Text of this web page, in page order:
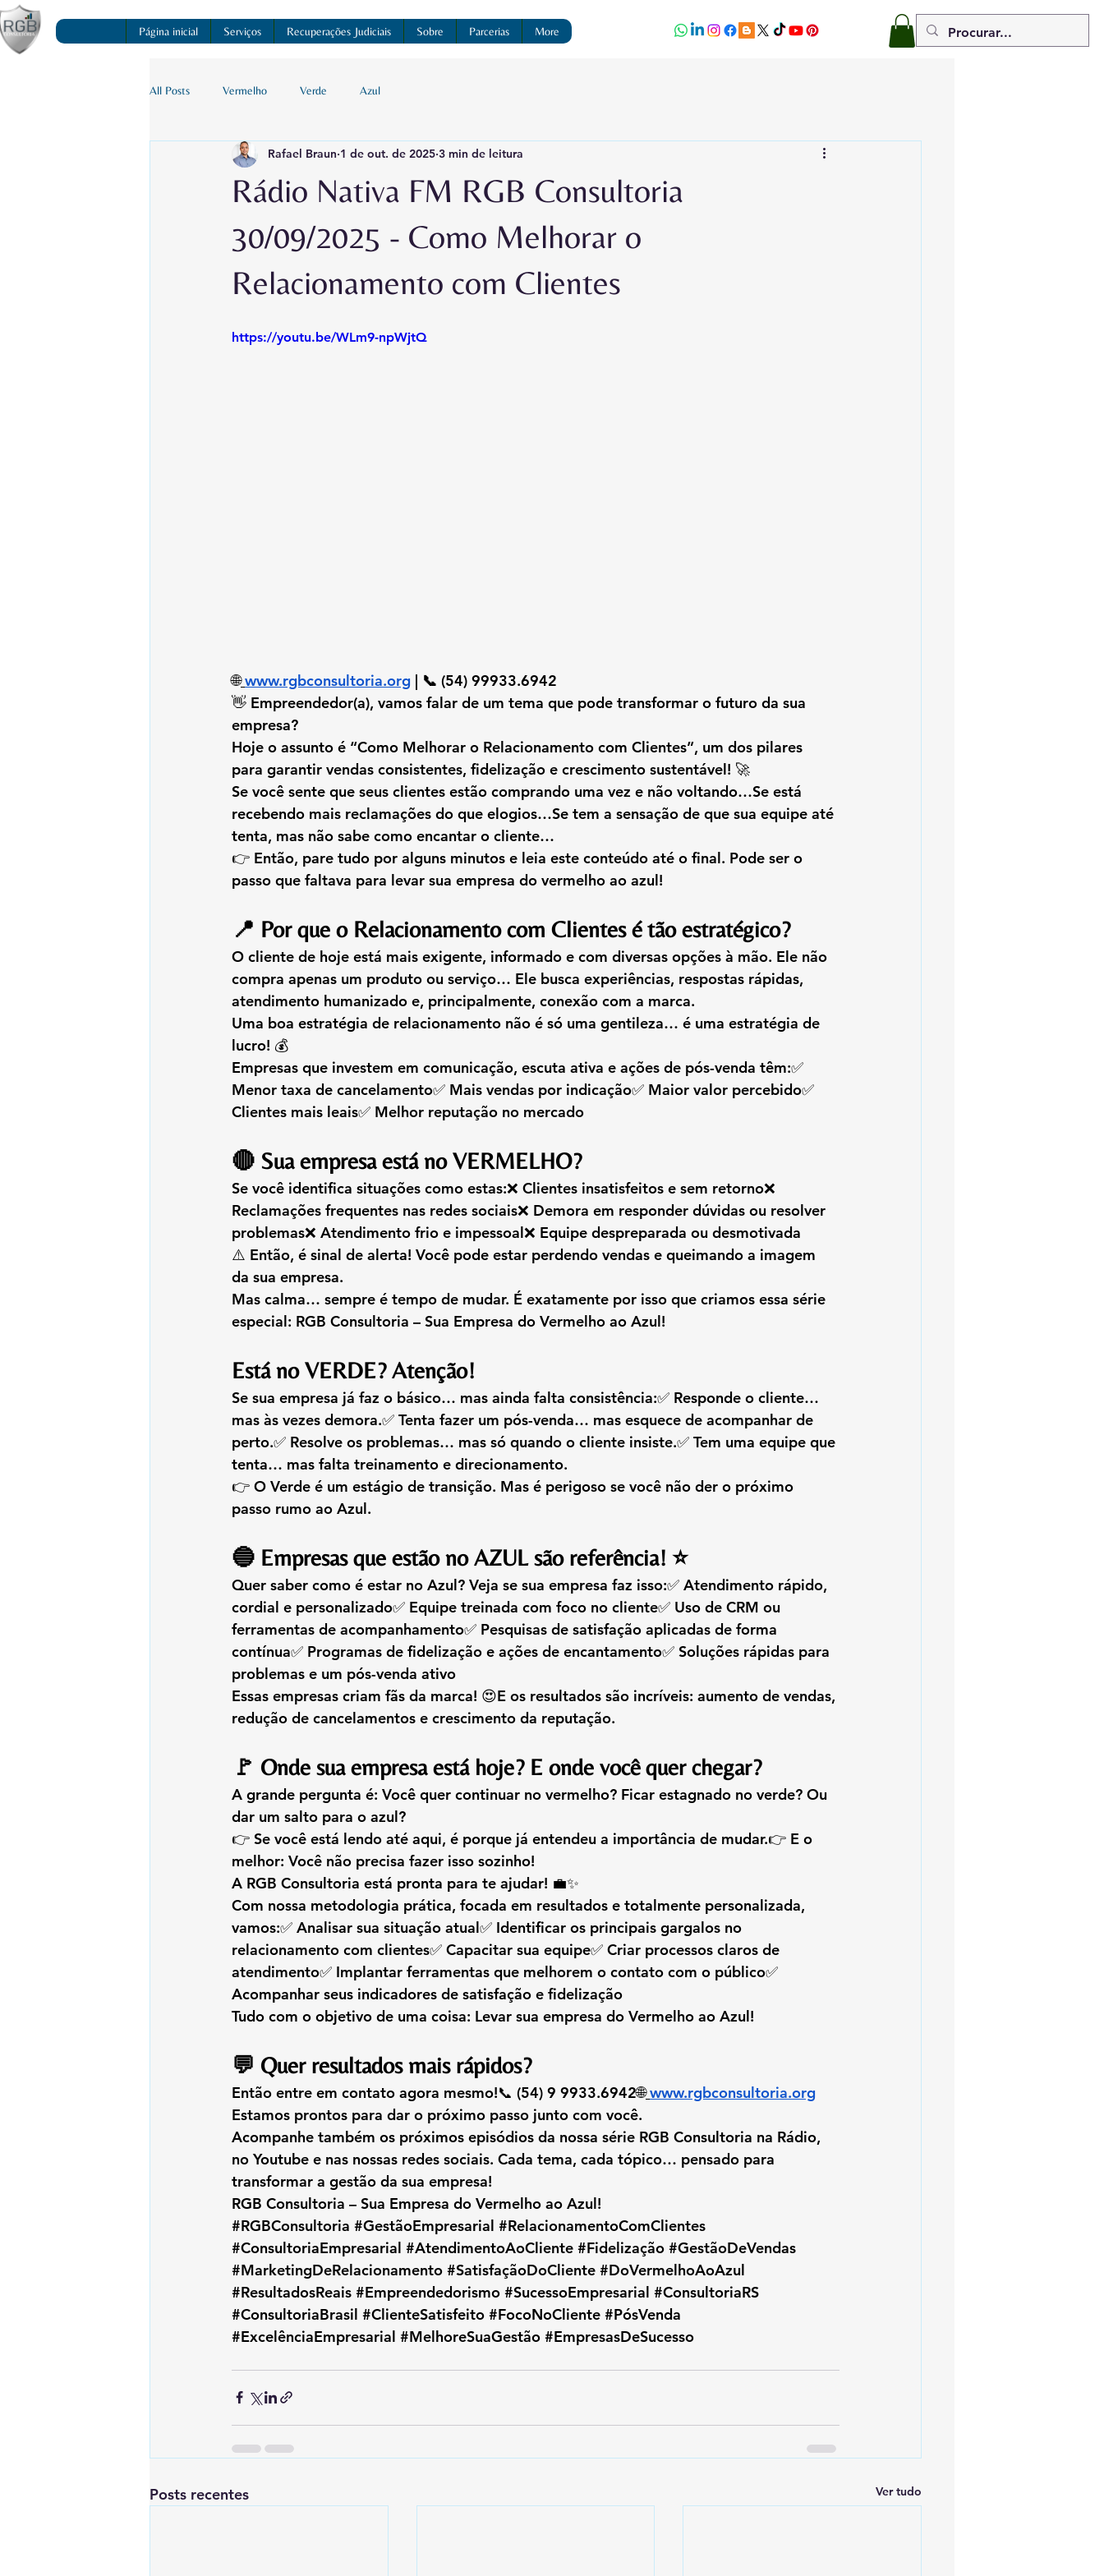
Página inicial Serviços Recuperações Judiciais Sobre Parcerias More
All Posts Vermelho Verde Azul
Rádio Nativa FM RGB Consultoria
30/09/2025 - Como Melhorar o
Relacionamento com Clientes
Rafael Braun 1 de out. de 2025 3 min de leitura
https://youtu.be/WLm9-npWjtQ
🌐 www.rgbconsultoria.org | 📞 (54) 99933.6942
👋 Empreendedor(a), vamos falar de um tema que pode transformar o futuro da sua
empresa?
Hoje o assunto é “Como Melhorar o Relacionamento com Clientes”, um dos pilares
para garantir vendas consistentes, fidelização e crescimento sustentável! 🚀
Se você sente que seus clientes estão comprando uma vez e não voltando…Se está
recebendo mais reclamações do que elogios…Se tem a sensação de que sua equipe até
tenta, mas não sabe como encantar o cliente…
👉 Então, pare tudo por alguns minutos e leia este conteúdo até o final. Pode ser o
passo que faltava para levar sua empresa do vermelho ao azul!
📍 Por que o Relacionamento com Clientes é tão estratégico?
O cliente de hoje está mais exigente, informado e com diversas opções à mão. Ele não
compra apenas um produto ou serviço… Ele busca experiências, respostas rápidas,
atendimento humanizado e, principalmente, conexão com a marca.
Uma boa estratégia de relacionamento não é só uma gentileza… é uma estratégia de
lucro! 💰
Empresas que investem em comunicação, escuta ativa e ações de pós-venda têm:✅
Menor taxa de cancelamento✅ Mais vendas por indicação✅ Maior valor percebido✅
Clientes mais leais✅ Melhor reputação no mercado
🔴 Sua empresa está no VERMELHO?
Se você identifica situações como estas:❌ Clientes insatisfeitos e sem retorno❌
Reclamações frequentes nas redes sociais❌ Demora em responder dúvidas ou resolver
problemas❌ Atendimento frio e impessoal❌ Equipe despreparada ou desmotivada
⚠️ Então, é sinal de alerta! Você pode estar perdendo vendas e queimando a imagem
da sua empresa.
Mas calma… sempre é tempo de mudar. É exatamente por isso que criamos essa série
especial: RGB Consultoria – Sua Empresa do Vermelho ao Azul!
Está no VERDE? Atenção!
Se sua empresa já faz o básico… mas ainda falta consistência:✅ Responde o cliente…
mas às vezes demora.✅ Tenta fazer um pós-venda… mas esquece de acompanhar de
perto.✅ Resolve os problemas… mas só quando o cliente insiste.✅ Tem uma equipe que
tenta… mas falta treinamento e direcionamento.
👉 O Verde é um estágio de transição. Mas é perigoso se você não der o próximo
passo rumo ao Azul.
🔵 Empresas que estão no AZUL são referência! ⭐
Quer saber como é estar no Azul? Veja se sua empresa faz isso:✅ Atendimento rápido,
cordial e personalizado✅ Equipe treinada com foco no cliente✅ Uso de CRM ou
ferramentas de acompanhamento✅ Pesquisas de satisfação aplicadas de forma
contínua✅ Programas de fidelização e ações de encantamento✅ Soluções rápidas para
problemas e um pós-venda ativo
Essas empresas criam fãs da marca! 😍E os resultados são incríveis: aumento de vendas,
redução de cancelamentos e crescimento da reputação.
🚩 Onde sua empresa está hoje? E onde você quer chegar?
A grande pergunta é: Você quer continuar no vermelho? Ficar estagnado no verde? Ou
dar um salto para o azul?
👉 Se você está lendo até aqui, é porque já entendeu a importância de mudar.👉 E o
melhor: Você não precisa fazer isso sozinho!
A RGB Consultoria está pronta para te ajudar! 💼✨
Com nossa metodologia prática, focada em resultados e totalmente personalizada,
vamos:✅ Analisar sua situação atual✅ Identificar os principais gargalos no
relacionamento com clientes✅ Capacitar sua equipe✅ Criar processos claros de
atendimento✅ Implantar ferramentas que melhorem o contato com o público✅
Acompanhar seus indicadores de satisfação e fidelização
Tudo com o objetivo de uma coisa: Levar sua empresa do Vermelho ao Azul!
💬 Quer resultados mais rápidos?
Então entre em contato agora mesmo!📞 (54) 9 9933.6942🌐 www.rgbconsultoria.org
Estamos prontos para dar o próximo passo junto com você.
Acompanhe também os próximos episódios da nossa série RGB Consultoria na Rádio,
no Youtube e nas nossas redes sociais. Cada tema, cada tópico… pensado para
transformar a gestão da sua empresa!
RGB Consultoria – Sua Empresa do Vermelho ao Azul!
#RGBConsultoria #GestãoEmpresarial #RelacionamentoComClientes
#ConsultoriaEmpresarial #AtendimentoAoCliente #Fidelização #GestãoDeVendas
#MarketingDeRelacionamento #SatisfaçãoDoCliente #DoVermelhoAoAzul
#ResultadosReais #Empreendedorismo #SucessoEmpresarial #ConsultoriaRS
#ConsultoriaBrasil #ClienteSatisfeito #FocoNoCliente #PósVenda
#ExcelênciaEmpresarial #MelhoreSuaGestão #EmpresasDeSucesso
Posts recentes Ver tudo